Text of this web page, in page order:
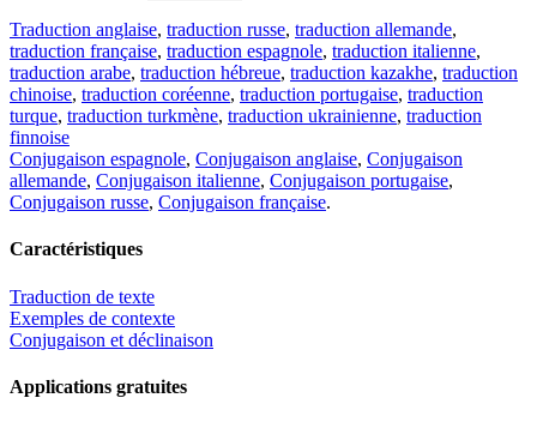
Traduction anglaise, traduction russe, traduction allemande,
traduction française, traduction espagnole, traduction italienne,
traduction arabe, traduction hébreue, traduction kazakhe, traduction
chinoise, traduction coréenne, traduction portugaise, traduction
turque, traduction turkmène, traduction ukrainienne, traduction
finnoise
Conjugaison espagnole, Conjugaison anglaise, Conjugaison
allemande, Conjugaison italienne, Conjugaison portugaise,
Conjugaison russe, Conjugaison française.
Caractéristiques
Traduction de texte
Exemples de contexte
Conjugaison et déclinaison
Applications gratuites